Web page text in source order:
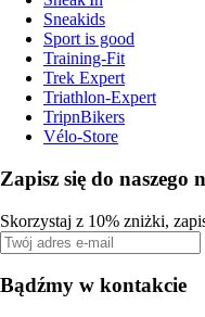
Sneakids
Sport is good
Training-Fit
Trek Expert
Triathlon-Expert
TripnBikers
Vélo-Store
Zapisz się do naszego
Skorzystaj z 10% zniżki,
Bądźmy w kontakcie